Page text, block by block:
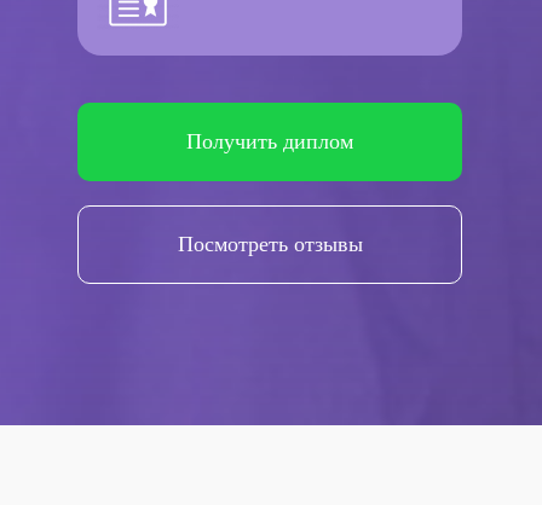
Получить диплом
Посмотреть отзывы